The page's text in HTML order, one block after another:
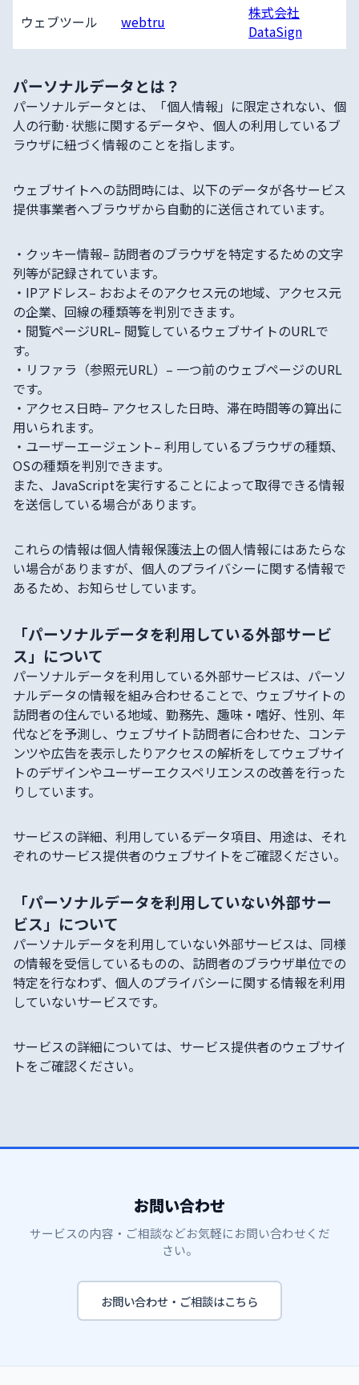
ウェブツール webtru
株式会社
DataSign
パーソナルデータとは？
パーソナルデータとは、「個人情報」に限定されない、個
人の行動·状態に関するデータや、個人の利用しているブ
ラウザに紐づく情報のことを指します。
ウェブサイトへの訪問時には、以下のデータが各サービス
提供事業者へブラウザから自動的に送信されています。
・ クッキー情報– 訪問者のブラウザを特定するための文字
列等が記録されています。
・ IPアドレス– おおよそのアクセス元の地域、アクセス元
の企業、回線の種類等を判別できます。
・ 閲覧ページURL– 閲覧しているウェブサイトのURLで
す。
・ リファラ（参照元URL） – 一つ前のウェブページのURL
です。
・ アクセス日時– アクセスした日時、滞在時間等の算出に
用いられます。
・ ユーザーエージェント– 利用しているブラウザの種類、
OSの種類を判別できます。
また、JavaScriptを実行することによって取得できる情報
を送信している場合があります。
これらの情報は個人情報保護法上の個人情報にはあたらな
い場合がありますが、個人のプライバシーに関する情報で
あるため、お知らせしています。
「パーソナルデータを利用している外部サービ
ス」について
パーソナルデータを利用している外部サービスは、パーソ
ナルデータの情報を組み合わせることで、ウェブサイトの
訪問者の住んでいる地域、勤務先、趣味・嗜好、性別、年
代などを予測し、ウェブサイト訪問者に合わせた、コンテ
ンツや広告を表示したりアクセスの解析をしてウェブサイ
トのデザインやユーザーエクスペリエンスの改善を行った
りしています。
サービスの詳細、利用しているデータ項目、用途は、それ
ぞれのサービス提供者のウェブサイトをご確認ください。
「パーソナルデータを利用していない外部サー
ビス」について
パーソナルデータを利用していない外部サービスは、同様
の情報を受信しているものの、訪問者のブラウザ単位での
特定を行なわず、個人のプライバシーに関する情報を利用
していないサービスです。
サービスの詳細については、サービス提供者のウェブサイ
トをご確認ください。
お問い合わせ
サービスの内容・ご相談などお気軽にお問い合わせくだ
さい。
お問い合わせ・ご相談はこちら